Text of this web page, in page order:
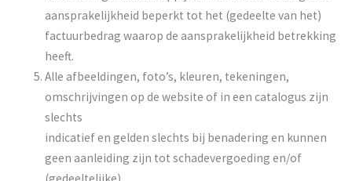
aansprakelijkheid beperkt tot het (gedeelte van het)
factuurbedrag waarop de aansprakelijkheid betrekking
heeft.
Alle afbeeldingen, foto’s, kleuren, tekeningen,
omschrijvingen op de website of in een catalogus zijn
slechts
indicatief en gelden slechts bij benadering en kunnen
geen aanleiding zijn tot schadevergoeding en/of